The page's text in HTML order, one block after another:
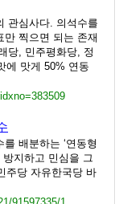
관심사다. 의석수를
찍으면 되는 존재
당, 민주평화당, 정
에 맛게 50% 연동
배분하는 ‘연동형
지하고 민심을 그
주당 자유한국당 바